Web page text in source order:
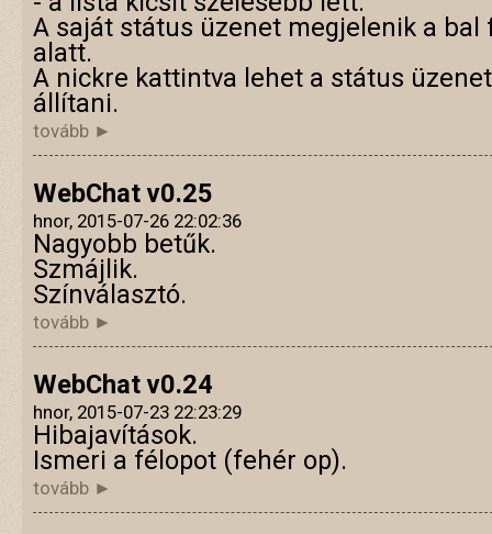
A saját státus üzenet megjelenik a bal
alatt.
A nickre kattintva lehet a státus
állítani.
tovább ►
WebChat v0.25
hnor, 2015-07-26 22:02:36
Nagyobb betűk.
Szmájlik.
Színválasztó.
tovább ►
WebChat v0.24
hnor, 2015-07-23 22:23:29
Hibajavítások.
Ismeri a félopot (fehér op).
tovább ►